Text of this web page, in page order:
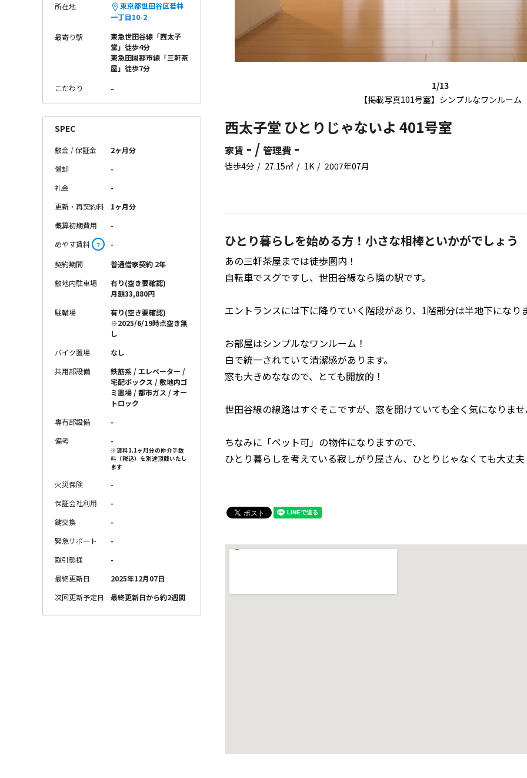
1/13
【掲載写真101号室】シンプルなワンルーム
西太子堂 ひとりじゃないよ 401号室
家賃 - / 管理費 -
徒歩4分 27.15㎡ 1K 2007年07月
ひとり暮らしを始める方！小さな相棒といかがでしょう
あの三軒茶屋までは徒歩圏内！
自転車でスグですし、世田谷線なら隣の駅です。
エントランスには下に降りていく階段があり、1階部分は半地下になり
お部屋はシンプルなワンルーム！
白で統一されていて清潔感があります。
窓も大きめななので、とても開放的！
世田谷線の線路はすぐそこですが、窓を開けていても全く気になりま
ちなみに「ペット可」の物件になりますので、
ひとり暮らしを考えている寂しがり屋さん、ひとりじゃなくても大丈
所在地
東京都世田谷区若林
一丁目10-2
最寄り駅
東急世田谷線「西太子
堂」徒歩4分
東急田園都市線「三軒茶
屋」徒歩7分
こだわり -
SPEC
敷金 / 保証金
2ヶ月分
償却
-
礼金
-
更新・再契約料
1ヶ月分
概算初期費用
-
めやす賃料
？ -
契約期間
普通借家契約 2年
敷地内駐車場
有り(空き要確認)
月額33,880円
駐輪場
有り(空き要確認)
※2025/6/19時点空き無
し
バイク置場
なし
共用部設備
鉄筋系 / エレベーター /
宅配ボックス / 敷地内ゴ
ミ置場 / 都市ガス / オー
トロック
専有部設備
-
備考
-
※賃料1.1ヶ月分の仲介手数
料（税込）を別途頂戴いたし
ます
火災保険
-
保証会社利用
-
鍵交換
-
緊急サポート
-
取引態様
-
最終更新日
2025年12月07日
次回更新予定日
最終更新日から約2週間